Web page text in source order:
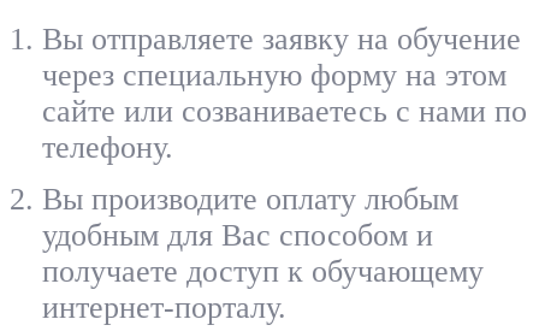
Вы отправляете заявку на обучение
через специальную форму на этом
сайте или созваниваетесь с нами по
телефону.
Вы производите оплату любым
удобным для Вас способом и
получаете доступ к обучающему
интернет-порталу.